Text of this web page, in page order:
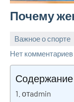
Почему
Важное о спорте
Нет комментариев
Содержание
отadmin